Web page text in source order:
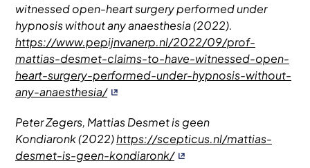
witnessed open-heart surgery performed under
hypnosis without any anaesthesia (2022).
https://www.pepijnvanerp.nl/2022/09/prof-
mattias-desmet-claims-to-have-witnessed-open-
heart-surgery-performed-under-hypnosis-without-
any-anaesthesia/
Peter Zegers, Mattias Desmet is geen
Kondiaronk (2022)https://scepticus.nl/mattias-
desmet-is-geen-kondiaronk/